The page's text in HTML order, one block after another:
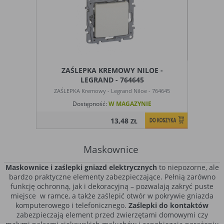
nie jest kasowane po zamknięciu
przeglądarki i pozostaje w urządzeniu
użytkownika na określony czas lub bez
okresu ważności w zależności od ustawień
właściciela witryny
C. Ze względu na pochodzenie – administratora
serwisu, który zarządza cookies:
Opis
cookie umieszczone bezpośrednio przez
właściciela witryny jaka została odwiedzona
zewnętrzne
(third-party
cookie)
podmioty, których komponenty stron zostały
wywołane przez właściciela witryny
Uwaga:cookie mogą być wywołane przez administratora
ZAŚLEPKA KREMOWY NILOE -
LEGRAND - 764645
ZAŚLEPKA Kremowy - Legrand Niloe - 764645
Dostępność: W MAGAZYNIE
13,48ZŁ
Maskownice
Maskownice i zaślepki gniazd elektrycznych to niepozorne, ale
bardzo praktyczne elementy zabezpieczające. Pełnią zarówno
funkcję ochronną, jak i dekoracyjną – pozwalają zakryć puste
miejsce w ramce, a także zaślepić otwór w pokrywie gniazda
komputerowego i telefonicznego. Zaślepki do kontaktów
zabezpieczają element przed zwierzętami domowymi czy